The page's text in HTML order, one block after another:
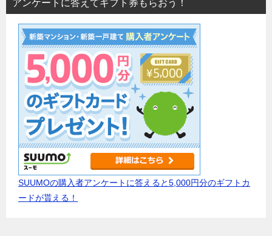
アンケートに答えてギフト券もらおう！
SUUMOの購入者アンケートに答えると5,000円分のギフトカ
ードが貰える！